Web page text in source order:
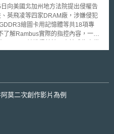
進行商標審查，包括以關鍵字及影
商標申請和註冊審查程序與時間，
，使企業可進行更快速、有效率之
時間及金錢。 5.支持策略性
可顯著減少勞動力支出。 AI工具
雖然AI工具不能完全承擔管理智慧
及管理成本，有助於企業智慧財產
於TIPS網站（https://www.tips.org.tw）
美國北加州地方法院提出侵權告
英飛凌等四家DRAM廠，涉嫌侵犯
繪圖卡用記憶體等共18項專
了解Rambus實際的指控內容，一切
本考量，決定支持DDR規格，所以
戲機採用，所以大部份營收來源均
1億4500萬美元，其中的1億2000
組，全球DRAM廠均投入DDR2生
、GDDR3等記憶體共18項專利。
莫二次創作影片為例